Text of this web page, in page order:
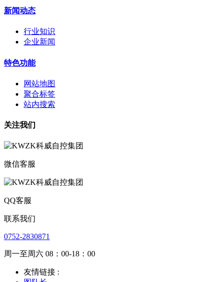
新闻动态
行业知识
企业新闻
特色功能
网站地图
聚合标签
站内搜索
关注我们
微信客服
QQ客服
联系我们
0752-2830871
周一至周六 08：00-18：00
友情链接 :